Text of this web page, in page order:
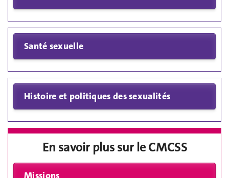
En savoir plus sur le CMCSS